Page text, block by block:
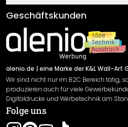
Klebe- und
Newsletter An-/Abmeldung
Sendungsverfolgung
AGB
Impressum
Versand & Zahlung
Rücksendung
Widerrufsrecht
Datenschutzerklärung
Gewährleistung
Geschäftskunden
alenio.de | eine Marke der K&L Wall-Art
Wir sind nicht nur im B2C Bereich tätig,
produzieren auch für viele
Digitaldrucke und Werbetechnik am
Folge uns